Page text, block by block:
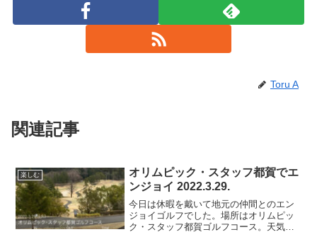
Toru A
関連記事
楽しむ
オリムピック・スタッフ都賀でエ
ンジョイ 2022.3.29.
今日は休暇を戴いて地元の仲間とのエン
ジョイゴルフでした。場所はオリムピッ
ク・スタッフ都賀ゴルフコース。天気は